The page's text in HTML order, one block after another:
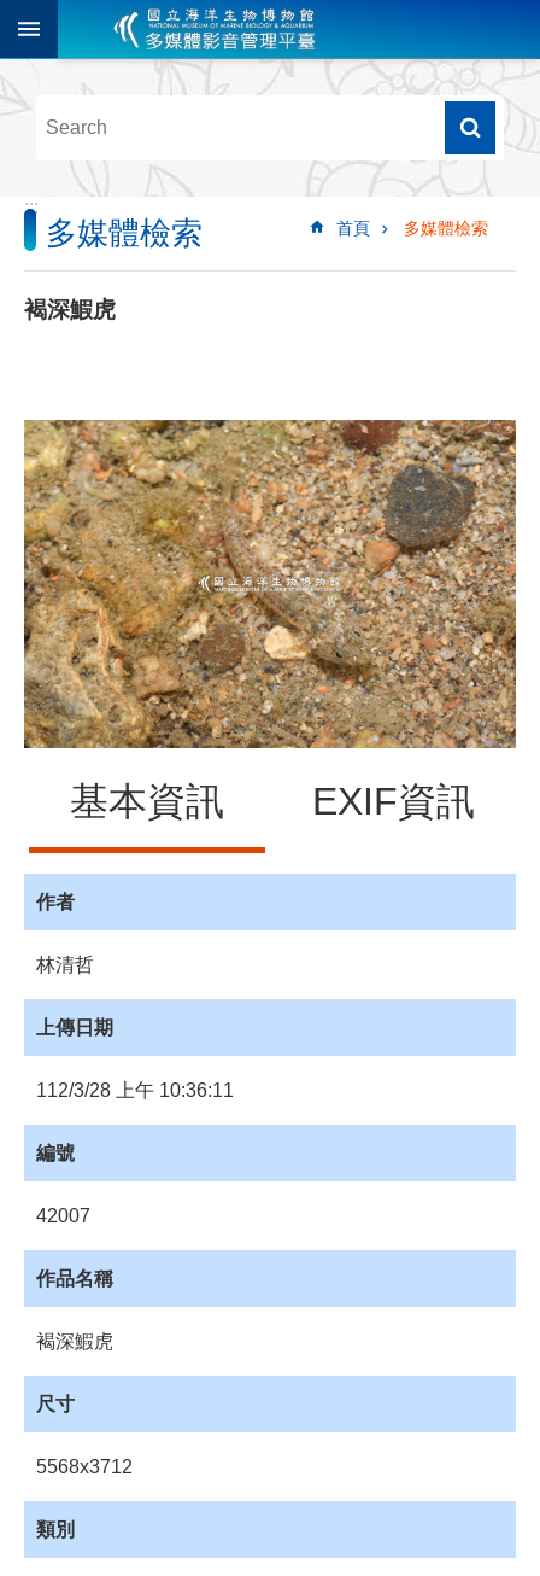
跳到主要內容區塊
階
尋
多
媒
體
檢
像
影
音
音
源
訊
息
發
布
諮
詢
會
員
專
區
館
員
網
站
購
物
載
理
資
:::
首頁 多媒體檢索
多媒體檢索
褐深鰕虎
基本資訊 EXIF資訊
作者
林清哲
上傳日期
112/3/28 上午 10:36:11
編號
42007
作品名稱
褐深鰕虎
尺寸
5568x3712
類別